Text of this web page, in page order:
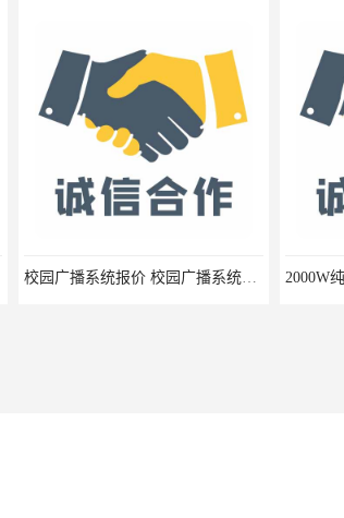
校园广播系统报价 校园广播系统生产厂家 校园广播系统安装厂家